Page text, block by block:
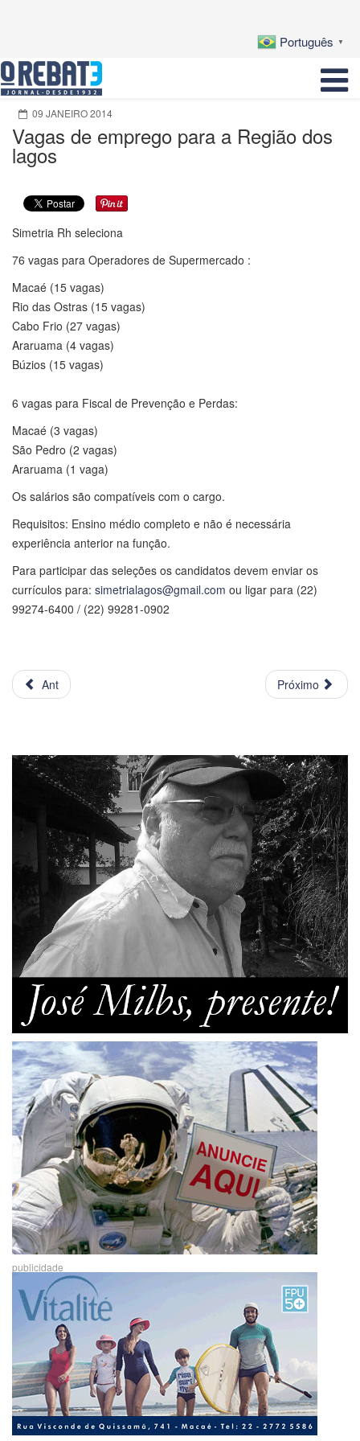
Português ▼
09 JANEIRO 2014
Vagas de emprego para a Região dos
lagos
Simetria Rh seleciona
76 vagas para Operadores de Supermercado :
Macaé (15 vagas)
Rio das Ostras (15 vagas)
Cabo Frio (27 vagas)
Araruama (4 vagas)
Búzios (15 vagas)
6 vagas para Fiscal de Prevenção e Perdas:
Macaé (3 vagas)
São Pedro (2 vagas)
Araruama (1 vaga)
Os salários são compatíveis com o cargo.
Requisitos: Ensino médio completo e não é necessária
experiência anterior na função.
Para participar das seleções os candidatos devem enviar os
currículos para: simetrialagos@gmail.com ou ligar para (22)
99274-6400 / (22) 99281-0902
Ant Próximo
publicidade